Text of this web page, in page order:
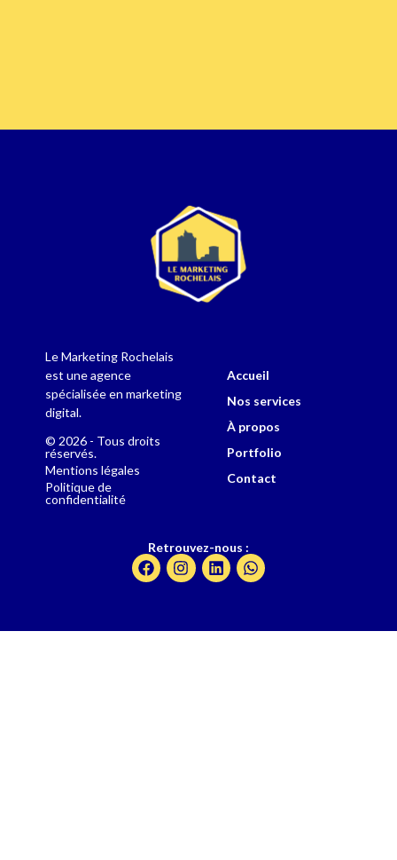
Le Marketing Rochelais
est une agence
spécialisée en marketing
digital.
© 2026 - Tous droits
réservés.
Mentions légales
Politique de
confidentialité
Accueil
Nos services
À propos
Portfolio
Contact
Retrouvez-nous :